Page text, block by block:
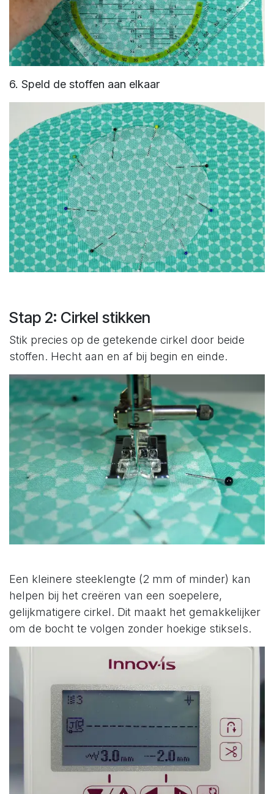
6. Speld de stoffen aan elkaar
Stap 2: Cirkel stikken
Stik precies op de getekende cirkel door beide
stoffen. Hecht aan en af bij begin en einde.
Een kleinere steeklengte (2 mm of minder) kan
helpen bij het creëren van een soepelere,
gelijkmatigere cirkel. Dit maakt het gemakkelijker
om de bocht te volgen zonder hoekige stiksels.